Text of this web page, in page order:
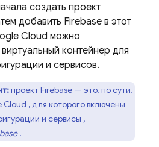
создать проект
добавить Firebase в этот
Cloud можно
контейнер для
и сервисов.
проект Firebase — это, по сути,
Cloud , для которого включены
и сервисы ,
.